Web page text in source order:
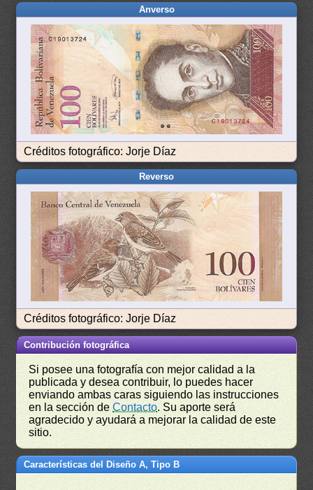
Anverso
Créditos fotográfico: Jorje Díaz
Reverso
Créditos fotográfico: Jorje Díaz
Contribución fotográfica
Si posee una fotografía con mejor calidad a la
publicada y desea contribuir, lo puedes hacer
enviando ambas caras siguiendo las instrucciones
en la sección deContacto. Su aporte será
agradecido y ayudará a mejorar la calidad de este
sitio.
Características del Diseño A, Tipo B